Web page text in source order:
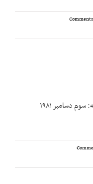
روایت‌کننده: دکتر علی امینی تاریخ مصاحبه: سوم دسامبر ۱۹۸۱